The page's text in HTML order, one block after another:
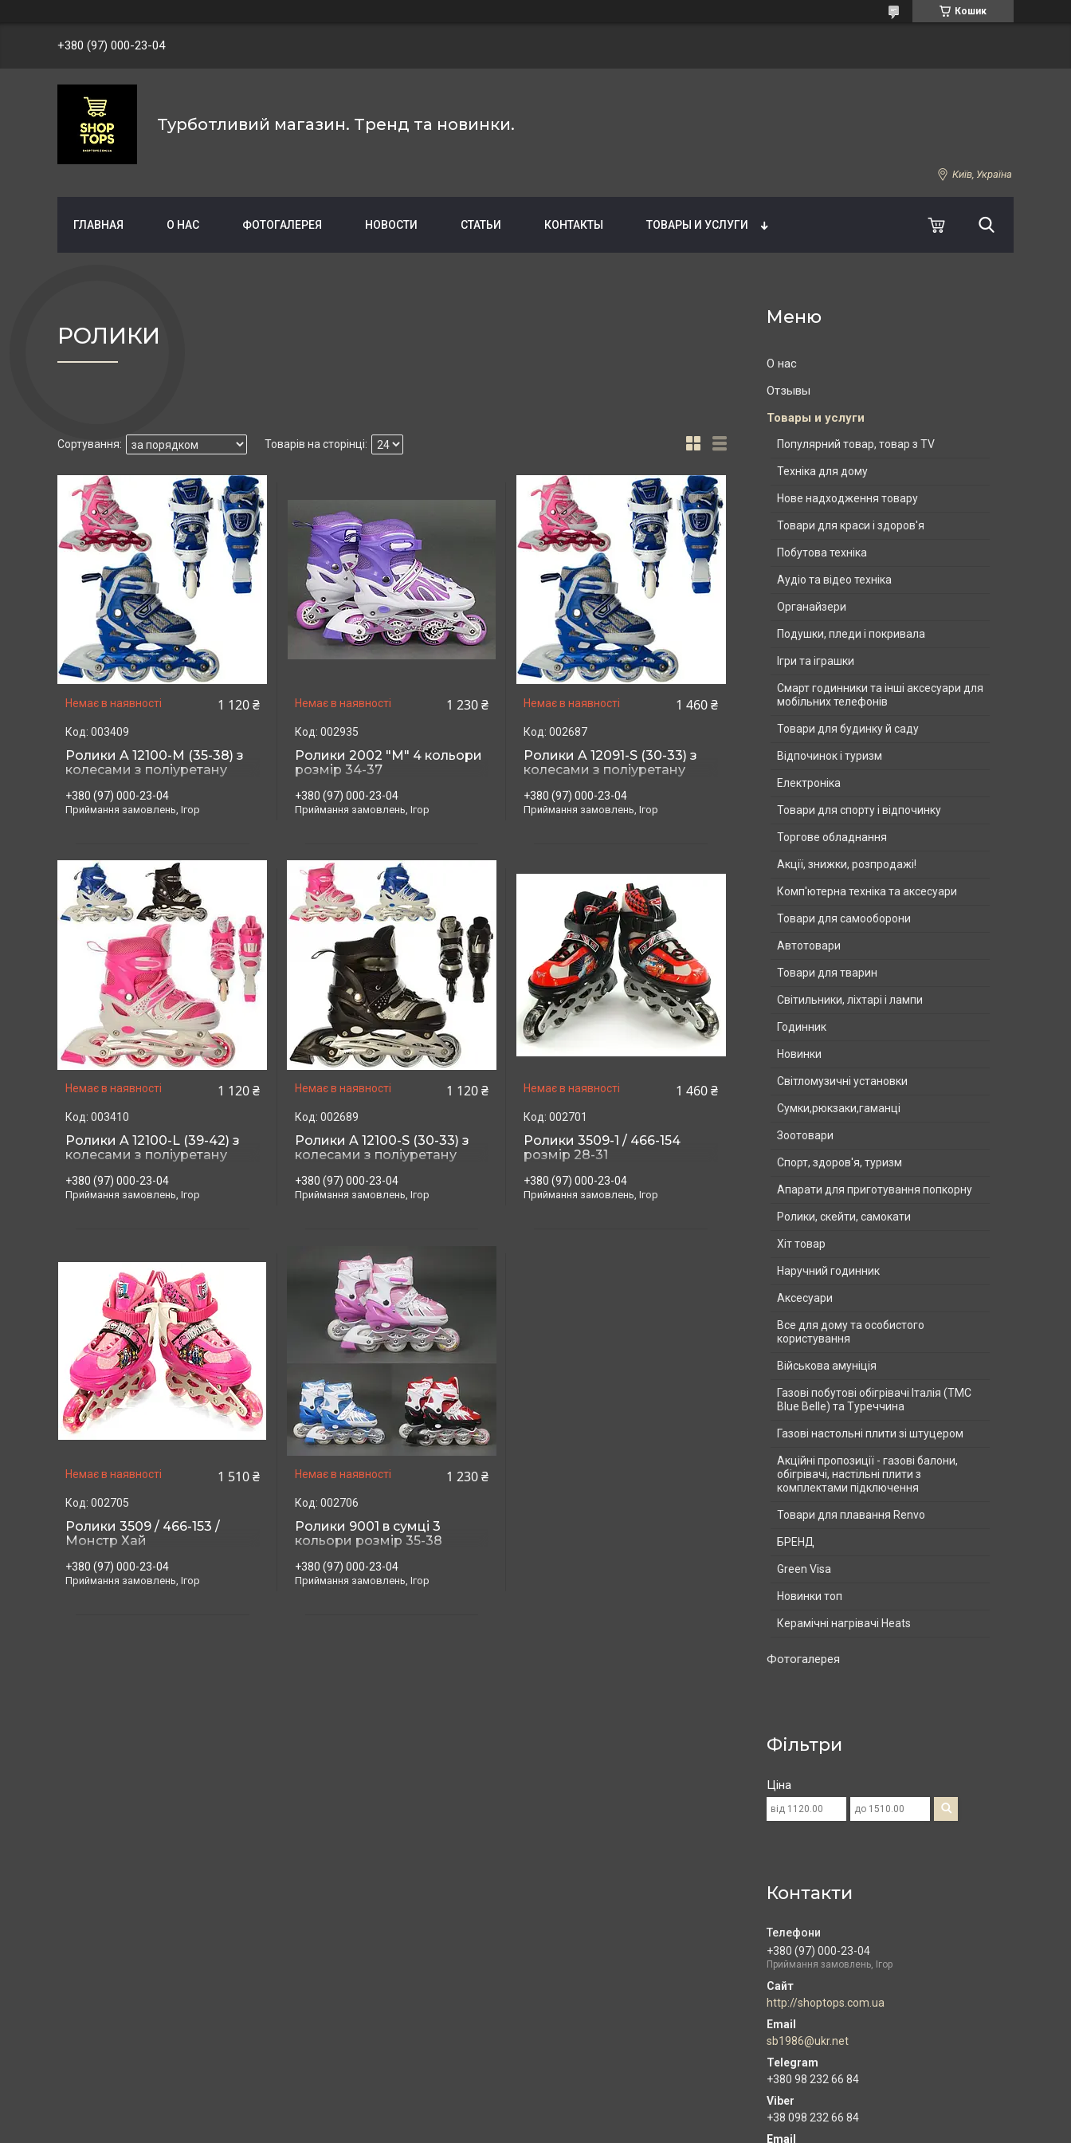
Кошик
+380 (97) 000-23-04
Турботливий магазин. Тренд та новинки.
Київ, Україна
ГЛАВНАЯ О НАС ФОТОГАЛЕРЕЯ НОВОСТИ СТАТЬИ КОНТАКТЫ ТОВАРЫ И УСЛУГИ
О нас
Отзывы
Товары и услуги
Популярний товар, товар з TV
Техніка для дому
Нове надходження товару
Товари для краси і здоров'я
Побутова техніка
Аудіо та відео техніка
Органайзери
Подушки, пледи і покривала
Ігри та іграшки
Смарт годинники та інші аксесуари для
мобільних телефонів
Товари для будинку й саду
Відпочинок і туризм
Електроніка
Товари для спорту і відпочинку
Торгове обладнання
Акції, знижки, розпродажі!
Комп'ютерна техніка та аксесуари
Товари для самооборони
Автотовари
Товари для тварин
Світильники, ліхтарі і лампи
Годинник
Новинки
Світломузичні установки
Сумки,рюкзаки,гаманці
Зоотовари
Спорт, здоров'я, туризм
Апарати для приготування попкорну
Ролики, скейти, самокати
Хіт товар
Наручний годинник
Аксесуари
Все для дому та особистого
користування
Військова амуніція
Газові побутові обігрівачі Італія (ТМС
Blue Belle) та Туреччина
Газові настольні плити зі штуцером
Акційні пропозиції - газові балони,
обігрівачі, настільні плити з
комплектами підключення
Товари для плавання Renvo
БРЕНД
Green Visa
Новинки топ
Керамічні нагрівачі Heats
Фотогалерея
Фільтри
Ціна
Контакти
+380 (97) 000-23-04
Приймання замовлень, Ігор
http://shoptops.com.ua
sb1986@ukr.net
+380 98 232 66 84
+38 098 232 66 84
Email
РОЛИКИ
Немає в наявності 1 120 ₴
003409
Ролики A 12100-М (35-38) з
колесами з поліуретану
+380 (97) 000-23-04
Приймання замовлень, Ігор
Немає в наявності 1 230 ₴
002935
Ролики 2002 "М" 4 кольори
розмір 34-37
+380 (97) 000-23-04
Приймання замовлень, Ігор
Немає в наявності 1 460 ₴
002687
Ролики A 12091-S (30-33) з
колесами з поліуретану
+380 (97) 000-23-04
Приймання замовлень, Ігор
Немає в наявності 1 120 ₴
003410
Ролики A 12100-L (39-42) з
колесами з поліуретану
+380 (97) 000-23-04
Приймання замовлень, Ігор
Немає в наявності 1 120 ₴
002689
Ролики A 12100-S (30-33) з
колесами з поліуретану
+380 (97) 000-23-04
Приймання замовлень, Ігор
Немає в наявності 1 460 ₴
002701
Ролики 3509-1 / 466-154
розмір 28-31
+380 (97) 000-23-04
Приймання замовлень, Ігор
Немає в наявності 1 510 ₴
002705
Ролики 3509 / 466-153 /
Монстр Хай
+380 (97) 000-23-04
Приймання замовлень, Ігор
Немає в наявності 1 230 ₴
002706
Ролики 9001 в сумці 3
кольори розмір 35-38
+380 (97) 000-23-04
Приймання замовлень, Ігор